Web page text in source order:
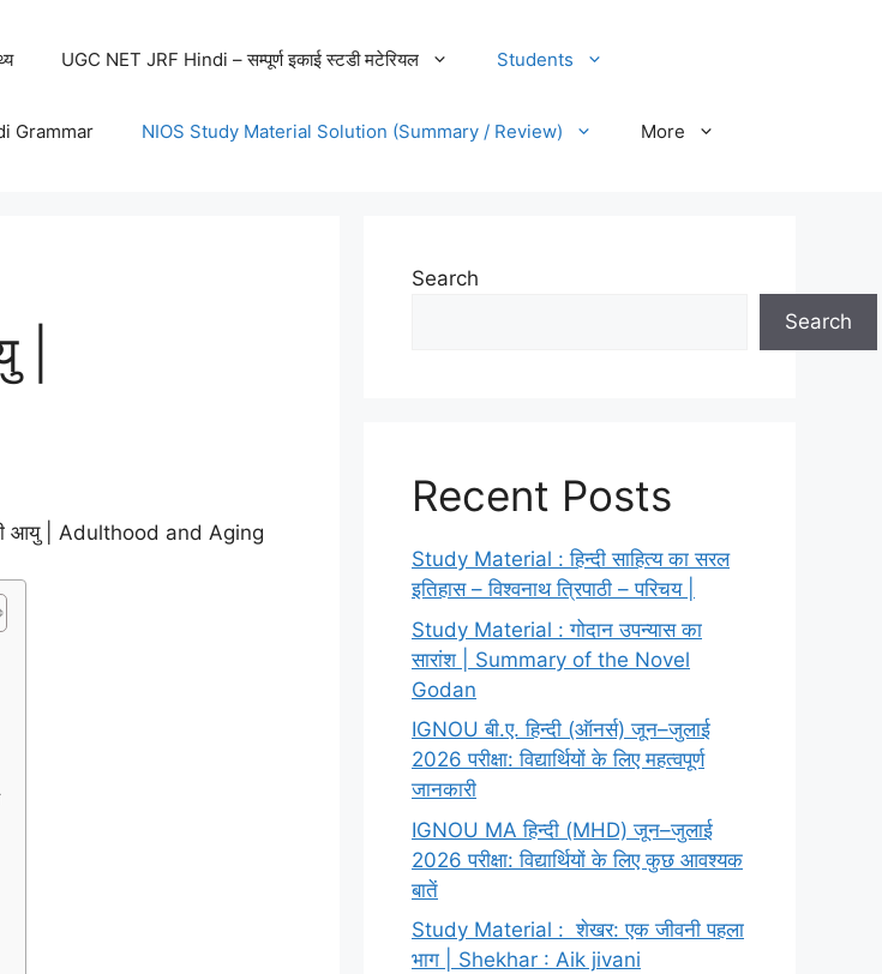
UGC NET JRF Hindi – सम्पूर्ण इकाई स्टडी मटेरियल Students
Grammar NIOS Study Material Solution (Summary / Review) More
आयु | Adulthood and Aging
Search
Search
Recent Posts
Study Material : हिन्दी साहित्य का सरल
इतिहास – विश्वनाथ त्रिपाठी – परिचय |
Study Material : गोदान उपन्यास का
सारांश | Summary of the Novel
Godan
IGNOU बी.ए. हिन्दी (ऑनर्स) जून–जुलाई
2026 परीक्षा: विद्यार्थियों के लिए महत्वपूर्ण
जानकारी
IGNOU MA हिन्दी (MHD) जून–जुलाई
2026 परीक्षा: विद्यार्थियों के लिए कुछ आवश्यक
बातें
Study Material : शेखर: एक जीवनी पहला
भाग | Shekhar : Aik jivani